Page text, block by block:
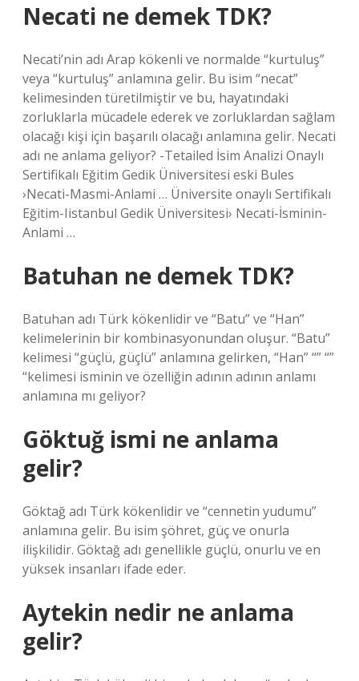
Necati ne demek TDK?
Necati’nin adı Arap kökenli ve normalde “kurtuluş”
veya “kurtuluş” anlamına gelir. Bu isim “necat”
kelimesinden türetilmiştir ve bu, hayatındaki
zorluklarla mücadele ederek ve zorluklardan sağlam
olacağı kişi için başarılı olacağı anlamına gelir. Necati
adı ne anlama geliyor? -Tetailed İsim Analizi Onaylı
Sertifikalı Eğitim Gedik Üniversitesi eski Bules
›Necati-Masmi-Anlami … Üniversite onaylı Sertifikalı
Eğitim-Iistanbul Gedik Üniversitesi› Necati-İsminin-
Anlami …
Batuhan ne demek TDK?
Batuhan adı Türk kökenlidir ve “Batu” ve “Han”
kelimelerinin bir kombinasyonundan oluşur. “Batu”
kelimesi “güçlü, güçlü” anlamına gelirken, “Han” “” “”
“kelimesi isminin ve özelliğin adının adının anlamı
anlamına mı geliyor?
Göktuğ ismi ne anlama
gelir?
Göktağ adı Türk kökenlidir ve “cennetin yudumu”
anlamına gelir. Bu isim şöhret, güç ve onurla
ilişkilidir. Göktağ adı genellikle güçlü, onurlu ve en
yüksek insanları ifade eder.
Aytekin nedir ne anlama
gelir?